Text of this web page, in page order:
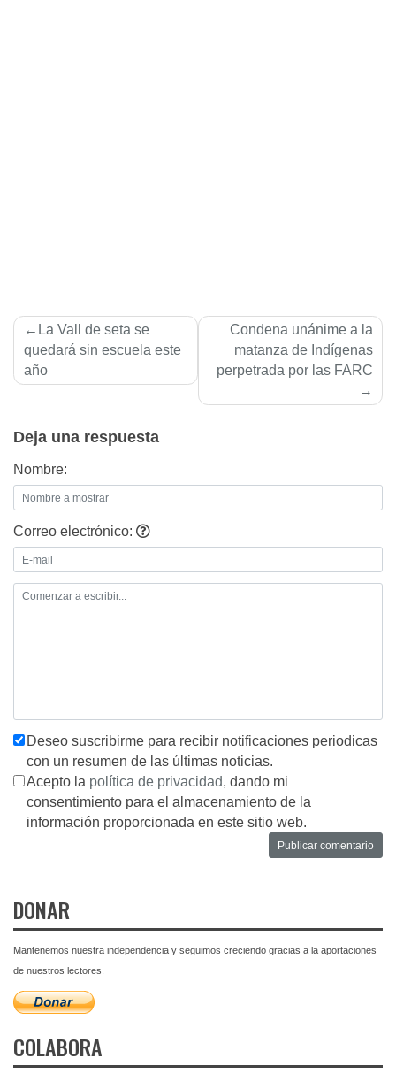
Navegación
de
entradas
La Vall de seta se
quedará sin escuela este
año
Condena unánime a la
matanza de Indí­genas
perpetrada por las FARC
Deja una respuesta
Nombre:
Correo electrónico:
Deseo suscribirme para recibir notificaciones periodicas
con un resumen de las últimas noticias.
Acepto la política de privacidad, dando mi
consentimiento para el almacenamiento de la
información proporcionada en este sitio web.
DONAR
Mantenemos nuestra independencia y seguimos creciendo gracias a la aportaciones
de nuestros lectores.
COLABORA